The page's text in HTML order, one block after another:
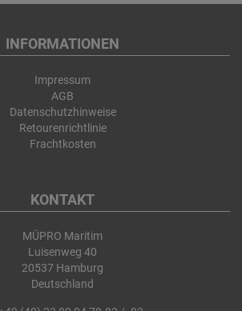
INFORMATIONEN
Impressum
AGB
Datenschutzhinweise
Retourenrichtlinie
Frachtkosten
KONTAKT
MÜPRO Maritim
Luisenweg 40
20537 Hamburg
Deutschland